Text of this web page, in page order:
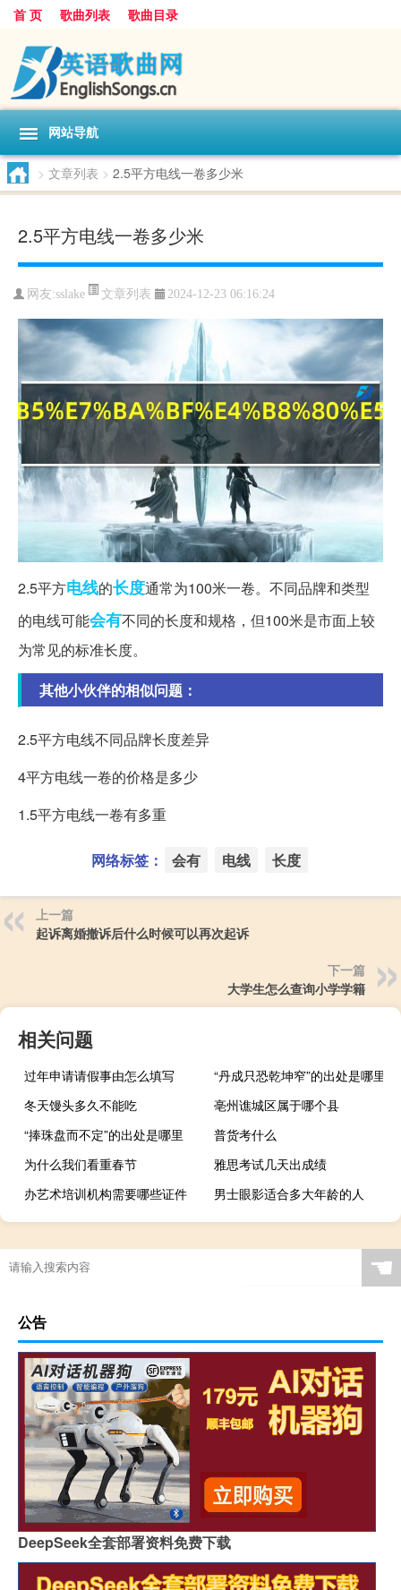
首 页 歌曲列表 歌曲目录
网站导航
> 文章列表 > 2.5平方电线一卷多少米
2.5平方电线一卷多少米
网友:sslake 文章列表 2024-12-23 06:16:24
2.5平方电线的长度通常为100米一卷。不同品牌和类型
的电线可能会有不同的长度和规格，但100米是市面上较
为常见的标准长度。
其他小伙伴的相似问题：
2.5平方电线不同品牌长度差异
4平方电线一卷的价格是多少
1.5平方电线一卷有多重
网络标签： 会有 电线 长度
上一篇
起诉离婚撤诉后什么时候可以再次起诉
下一篇
大学生怎么查询小学学籍
相关问题
过年申请请假事由怎么填写
“丹成只恐乾坤窄”的出处是哪里
冬天馒头多久不能吃
亳州谯城区属于哪个县
“捧珠盘而不定”的出处是哪里
普货考什么
为什么我们看重春节
雅思考试几天出成绩
办艺术培训机构需要哪些证件
男士眼影适合多大年龄的人
☚
公告
DeepSeek全套部署资料免费下载